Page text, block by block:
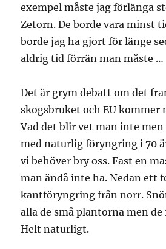
exempel måste jag förlänga
Zetorn. De borde vara minst
borde jag ha gjort för länge
aldrig tid förrän man måste …
Det är grym debatt om det
skogsbruket och EU kommer
Vad det blir vet man inte men
med naturlig föryngring i 70
vi behöver bry oss. Fast en
man ändå inte ha. Nedan ett
kantföryngring från norr.
alla de små plantorna men
Helt naturligt.